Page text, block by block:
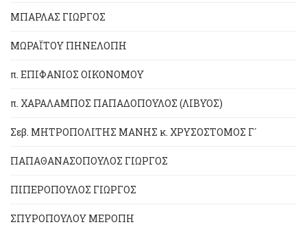
ΜΠΑΡΛΑΣ ΓΙΩΡΓΟΣ
ΜΩΡΑΪΤΟΥ ΠΗΝΕΛΟΠΗ
π. ΕΠΙΦΑΝΙΟΣ ΟΙΚΟΝΟΜΟΥ
π. ΧΑΡΑΛΑΜΠΟΣ ΠΑΠΑΔΟΠΟΥΛΟΣ (ΛΙΒΥΟΣ)
Σεβ. ΜΗΤΡΟΠΟΛΙΤΗΣ ΜΑΝΗΣ κ. ΧΡΥΣΟΣΤΟΜΟΣ Γ´
ΠΑΠΑΘΑΝΑΣΟΠΟΥΛΟΣ ΓΙΩΡΓΟΣ
ΠΙΠΕΡΟΠΟΥΛΟΣ ΓΙΩΡΓΟΣ
ΣΠΥΡΟΠΟΥΛΟΥ ΜΕΡΟΠΗ